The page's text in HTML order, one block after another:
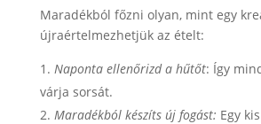
Maradékból főzni olyan, mint egy
újraértelmezhetjük az ételt:
Naponta ellenőrizd a hűtőt: Így
várja sorsát.
Maradékból készíts új fogást: Egy